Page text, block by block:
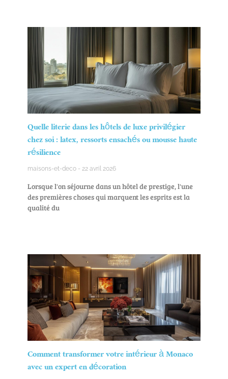
Quelle literie dans les hôtels de luxe privilégier
chez soi : latex, ressorts ensachés ou mousse haute
résilience
maisons-et-deco 22 avril 2026
Lorsque l'on séjourne dans un hôtel de prestige, l'une
des premières choses qui marquent les esprits est la
qualité du
Comment transformer votre intérieur à Monaco
avec un expert en décoration